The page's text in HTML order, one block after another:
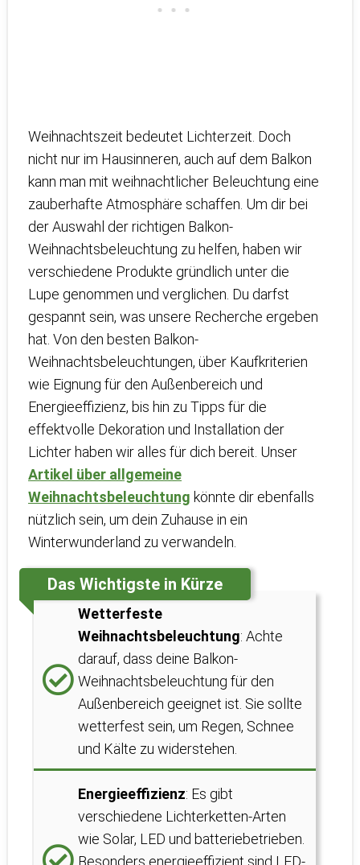
Weihnachtszeit bedeutet Lichterzeit. Doch
nicht nur im Hausinneren, auch auf dem Balkon
kann man mit weihnachtlicher Beleuchtung eine
zauberhafte Atmosphäre schaffen. Um dir bei
der Auswahl der richtigen Balkon-
Weihnachtsbeleuchtung zu helfen, haben wir
verschiedene Produkte gründlich unter die
Lupe genommen und verglichen. Du darfst
gespannt sein, was unsere Recherche ergeben
hat. Von den besten Balkon-
Weihnachtsbeleuchtungen, über Kaufkriterien
wie Eignung für den Außenbereich und
Energieeffizienz, bis hin zu Tipps für die
effektvolle Dekoration und Installation der
Lichter haben wir alles für dich bereit. Unser
Artikel über allgemeine
Weihnachtsbeleuchtung könnte dir ebenfalls
nützlich sein, um dein Zuhause in ein
Winterwunderland zu verwandeln.
Das Wichtigste in Kürze
Wetterfeste
Weihnachtsbeleuchtung: Achte
darauf, dass deine Balkon-
Weihnachtsbeleuchtung für den
Außenbereich geeignet ist. Sie sollte
wetterfest sein, um Regen, Schnee
und Kälte zu widerstehen.
Energieeffizienz: Es gibt
verschiedene Lichterketten-Arten
wie Solar, LED und batteriebetrieben.
Besonders energieeffizient sind LED-